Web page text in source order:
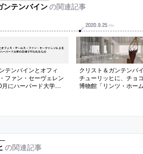
ンテンバインの関連記事
テンバインとオフィ
ファン・セーヴェレン
にハーバード大学主
2020.9.25 FRI
クリスト＆ガンテンバ
チューリッヒに、チョ
博物館「リンツ・ホー
の関連記事